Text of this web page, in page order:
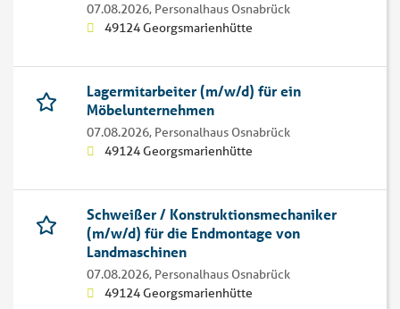
07.08.2026, Personalhaus Osnabrück
49124 Georgsmarienhütte
Lagermitarbeiter (m/w/d) für ein
Möbelunternehmen
07.08.2026, Personalhaus Osnabrück
49124 Georgsmarienhütte
Schweißer / Konstruktionsmechaniker
(m/w/d) für die Endmontage von
Landmaschinen
07.08.2026, Personalhaus Osnabrück
49124 Georgsmarienhütte